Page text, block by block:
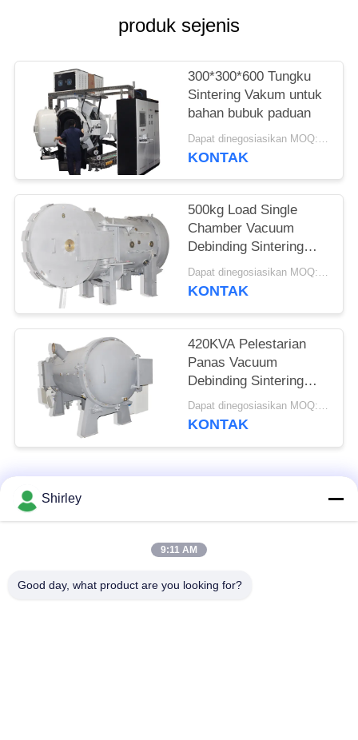
produk sejenis
300*300*600 Tungku
Sintering Vakum untuk
bahan bubuk paduan
Dapat dinegosiasikan MOQ:1 set
KONTAK
500kg Load Single
Chamber Vacuum
Debinding Sintering
Furnace Untuk
Stainless Steel
Dapat dinegosiasikan MOQ:1 set
KONTAK
420KVA Pelestarian
Panas Vacuum
Debinding Sintering
Furnace
Dapat dinegosiasikan MOQ:1 set
KONTAK
Bad Request
Tungku Sintering
Shirley
9:11 AM
Good day, what product are you looking for?